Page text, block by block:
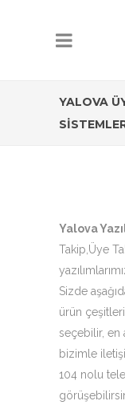
YALOVA
Yalova
Takip,Üye
Sizde
ürün
seçebilir, en
bizimle
104 nolu